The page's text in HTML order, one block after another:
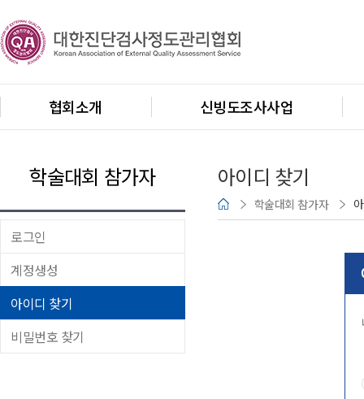
협회소개 신빙도조사사업
학술대회 참가자
로그인
계정생성
아이디 찾기
비밀번호 찾기
아이디 찾기
학술대회 참가자